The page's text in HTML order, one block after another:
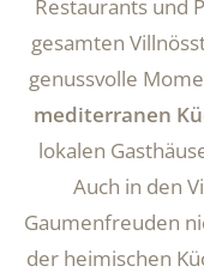
Restaurants und
gesamten
genussvolle
mediterranen
lokalen
Auch in den
Gaumenfreuden
der heimischen